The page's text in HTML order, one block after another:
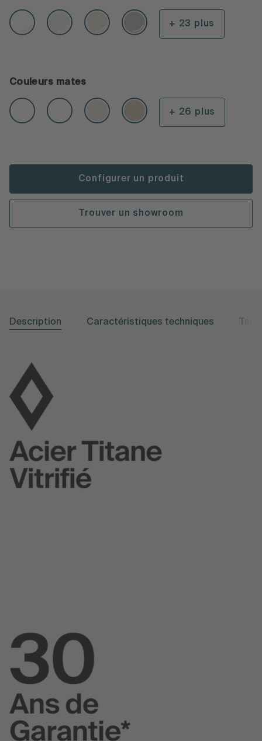
+ 23 plus
Couleurs mates
+ 26 plus
Configurer un produit
Trouver un showroom
Description Caractéristiques techniques